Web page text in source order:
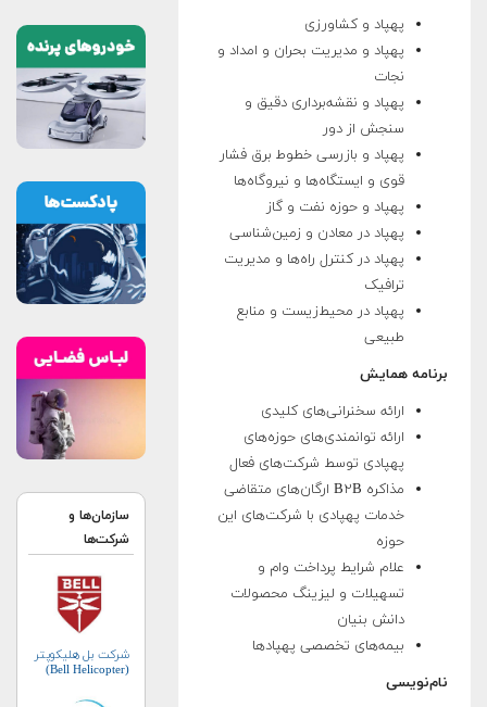
پهپاد و کشاورزی
پهپاد و مدیریت بحران و امداد و
نجات
پهپاد و نقشه‌برداری دقیق و
سنجش از دور
پهپاد و بازرسی خطوط برق فشار
قوی و ایستگاه‌ها و نیروگاه‌ها
پهپاد و حوزه نفت و گاز
پهپاد در معادن و زمین‌شناسی
پهپاد در کنترل راه‌ها و مدیریت
ترافیک
پهپاد در محیط‌زیست و منابع
طبیعی
برنامه همایش
ارائه سخنرانی‌های کلیدی
ارائه توانمندی‌های حوزه‌های
پهپادی توسط شرکت‌های فعال
مذاکره B۲B ارگان‌های متقاضی
خدمات پهپادی با شرکت‌های این
حوزه
علام شرایط پرداخت وام و
تسهیلات و لیزینگ محصولات
دانش بنیان
بیمه‌های تخصصی پهپادها
نام‌نویسی
سازمان‌ها و
شرکت‌ها
شرکت بل هلیکوپتر